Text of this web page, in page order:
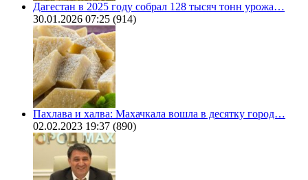
Дагестан в 2025 году собрал 128 тысяч тонн урожа…
30.01.2026 07:25 (914)
Пахлава и халва: Махачкала вошла в десятку город…
02.02.2023 19:37 (890)